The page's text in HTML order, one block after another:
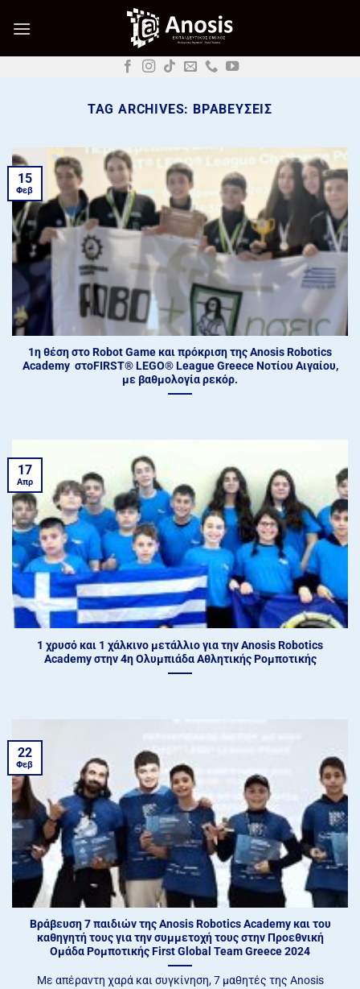
στο
TAG ARCHIVES: ΒΡΑΒΕΥΣΕΙΣ
1η θέση στο Robot Game και πρόκριση της Anosis Robotics
Academy στοFIRST® LEGO® League Greece Νοτίου Αιγαίου,
με βαθμολογία ρεκόρ.
15
Φεβ
1 χρυσό και 1 χάλκινο μετάλλιο για την Anosis Robotics
Academy στην 4η Ολυμπιάδα Αθλητικής Ρομποτικής
17
Απρ
Βράβευση 7 παιδιών της Anosis Robotics Academy και του
καθηγητή τους για την συμμετοχή τους στην Προεθνική
Ομάδα Ρομποτικής First Global Team Greece 2024
Με απέραντη χαρά και συγκίνηση, 7 μαθητές της Anosis
22
Φεβ